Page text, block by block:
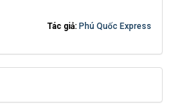
Tác giả:Phú Quốc Express